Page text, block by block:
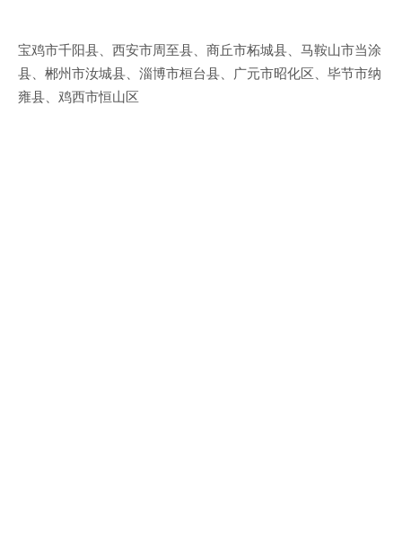
宝鸡市千阳县、西安市周至县、商丘市柘城县、马鞍山市当涂
县、郴州市汝城县、淄博市桓台县、广元市昭化区、毕节市纳
雍县、鸡西市恒山区